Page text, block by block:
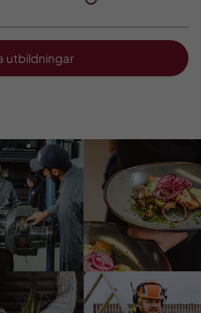
utbildningar